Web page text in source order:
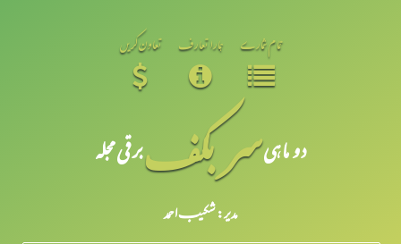
تمام شمارے ہمارا تعارف تعاون کریں
دو ماہیسر بکفبرقی مجلہ
مدیر: شکیبـ احمد